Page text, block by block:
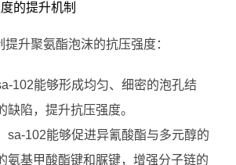
的提升机制
升聚氨酯泡沫的抗压强度：
102能够形成均匀、细密的泡孔结
缺陷，提升抗压强度。
sa-102能够促进异氰酸酯与多元醇的
氨基甲酸酯键和脲键，增强分子链的